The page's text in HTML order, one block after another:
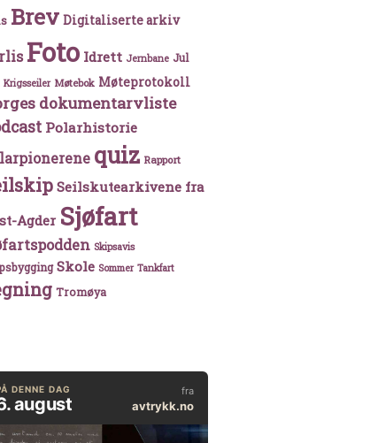
Brev Digitaliserte arkiv
Foto Idrett Jernbane Jul
Krigsseiler Møtebok Møteprotokoll
dokumentarvliste
Polarhistorie
quiz Rapport
Seilskutearkivene fra
Agder Sjøfart
Skipsavis
Skole Sommer Tankfart
Tromøya